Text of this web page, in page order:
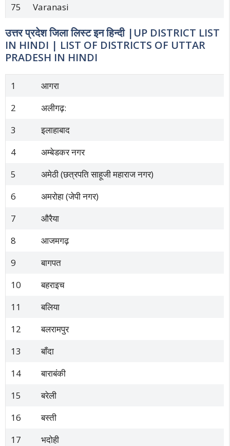
75
Varanasi
उत्तर प्रदेश जिला लिस्ट इन हिन्दी |UP DISTRICT LIST
IN HINDI | LIST OF DISTRICTS OF UTTAR
PRADESH IN HINDI
1
आगरा
2
अलीगढ़:
3
इलाहाबाद
4
अम्बेडकर नगर
5
अमेठी (छत्रपति साहूजी महाराज नगर)
6
अमरोहा (जेपी नगर)
7
औरैया
8
आजमगढ़
9
बागपत
10
बहराइच
11
बलिया
12
बलरामपुर
13
बाँदा
14
बाराबंकी
15
बरेली
16
बस्ती
17
भदोही